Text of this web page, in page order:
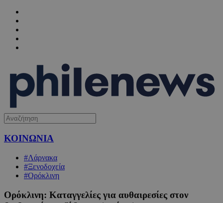
ΚΟΙΝΩΝΙΑ
#Λάρνακα
#Ξενοδοχεία
#Ορόκλινη
Ορόκλινη: Καταγγελίες για αυθαιρεσίες στον